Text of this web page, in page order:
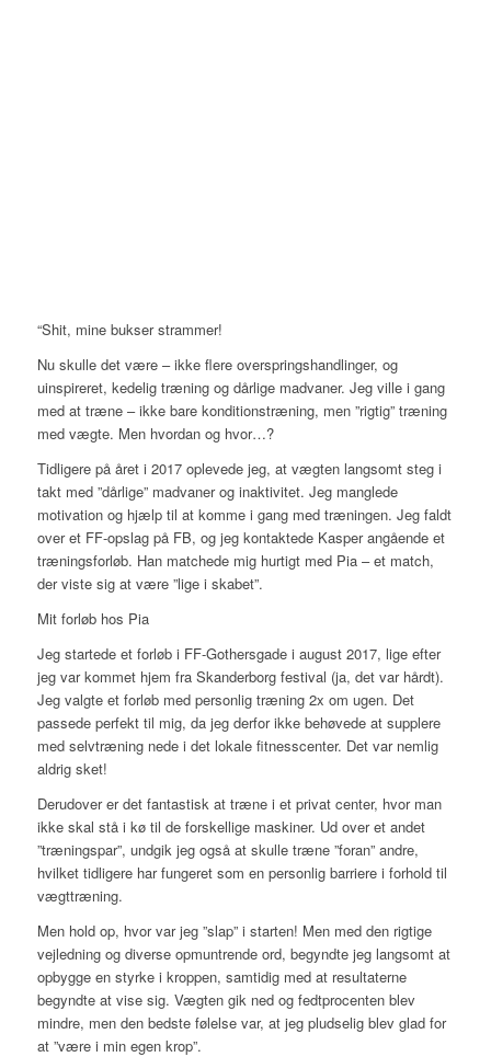
“Shit, mine bukser strammer!
Nu skulle det være – ikke flere overspringshandlinger, og
uinspireret, kedelig træning og dårlige madvaner. Jeg ville i gang
med at træne – ikke bare konditionstræning, men ”rigtig” træning
med vægte. Men hvordan og hvor…?
Tidligere på året i 2017 oplevede jeg, at vægten langsomt steg i
takt med ”dårlige” madvaner og inaktivitet. Jeg manglede
motivation og hjælp til at komme i gang med træningen. Jeg faldt
over et FF-opslag på FB, og jeg kontaktede Kasper angående et
træningsforløb. Han matchede mig hurtigt med Pia – et match,
der viste sig at være ”lige i skabet”.
Mit forløb hos Pia
Jeg startede et forløb i FF-Gothersgade i august 2017, lige efter
jeg var kommet hjem fra Skanderborg festival (ja, det var hårdt).
Jeg valgte et forløb med personlig træning 2x om ugen. Det
passede perfekt til mig, da jeg derfor ikke behøvede at supplere
med selvtræning nede i det lokale fitnesscenter. Det var nemlig
aldrig sket!
Derudover er det fantastisk at træne i et privat center, hvor man
ikke skal stå i kø til de forskellige maskiner. Ud over et andet
”træningspar”, undgik jeg også at skulle træne ”foran” andre,
hvilket tidligere har fungeret som en personlig barriere i forhold til
vægttræning.
Men hold op, hvor var jeg ”slap” i starten! Men med den rigtige
vejledning og diverse opmuntrende ord, begyndte jeg langsomt at
opbygge en styrke i kroppen, samtidig med at resultaterne
begyndte at vise sig. Vægten gik ned og fedtprocenten blev
mindre, men den bedste følelse var, at jeg pludselig blev glad for
at ”være i min egen krop”.